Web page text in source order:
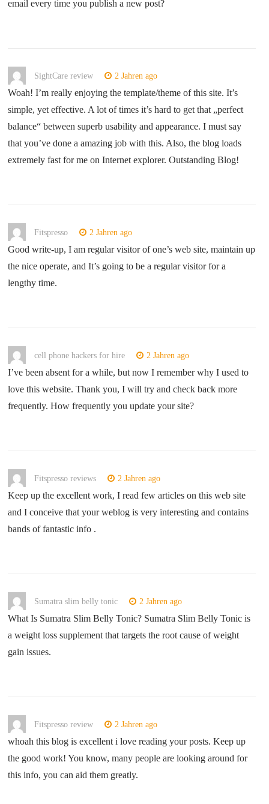
email every time you publish a new post?
SightCare review 2 Jahren ago
Woah! I’m really enjoying the template/theme of this site. It’s
simple, yet effective. A lot of times it’s hard to get that „perfect
balance“ between superb usability and appearance. I must say
that you’ve done a amazing job with this. Also, the blog loads
extremely fast for me on Internet explorer. Outstanding Blog!
Fitspresso 2 Jahren ago
Good write-up, I am regular visitor of one’s web site, maintain up
the nice operate, and It’s going to be a regular visitor for a
lengthy time.
cell phone hackers for hire 2 Jahren ago
I’ve been absent for a while, but now I remember why I used to
love this website. Thank you, I will try and check back more
frequently. How frequently you update your site?
Fitspresso reviews 2 Jahren ago
Keep up the excellent work, I read few articles on this web site
and I conceive that your weblog is very interesting and contains
bands of fantastic info .
Sumatra slim belly tonic 2 Jahren ago
What Is Sumatra Slim Belly Tonic? Sumatra Slim Belly Tonic is
a weight loss supplement that targets the root cause of weight
gain issues.
Fitspresso review 2 Jahren ago
whoah this blog is excellent i love reading your posts. Keep up
the good work! You know, many people are looking around for
this info, you can aid them greatly.